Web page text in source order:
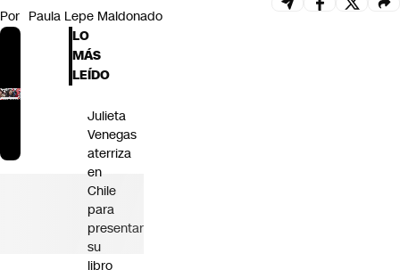
Por Paula Lepe Maldonado
LO
MÁS
LEÍDO
Julieta
Venegas
aterriza
en
Chile
para
presentar
su
libro